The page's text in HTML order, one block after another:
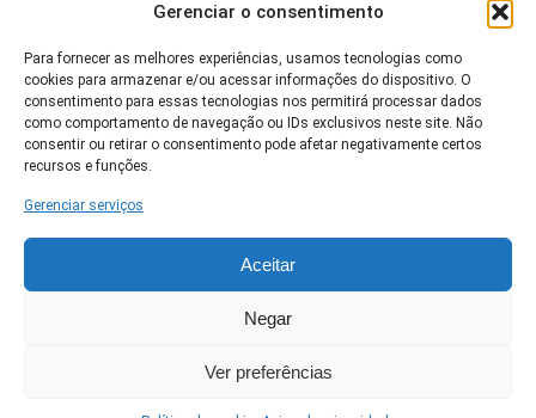
Gerenciar o consentimento
Para fornecer as melhores experiências, usamos tecnologias como
cookies para armazenar e/ou acessar informações do dispositivo. O
consentimento para essas tecnologias nos permitirá processar dados
como comportamento de navegação ou IDs exclusivos neste site. Não
consentir ou retirar o consentimento pode afetar negativamente certos
recursos e funções.
Gerenciar serviços
Aceitar
Negar
Ver preferências
A Logithink
O que fazemos
Contato
*Datasul, Fluig, Protheus, RM e TOTVS são uma
direitos reservados.Políticas de privacidade